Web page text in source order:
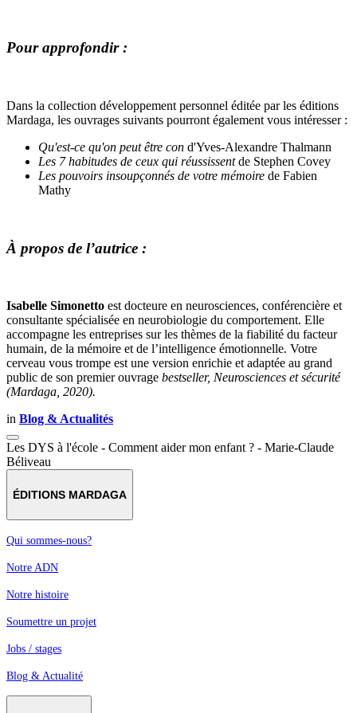
Pour approfondir :
Dans la collection développement personnel éditée par les éditions
Mardaga, les ouvrages suivants pourront également vous intéresser :
Qu'est-ce qu'on peut être con d'Yves-Alexandre Thalmann
Les 7 habitudes de ceux qui réussissentde Stephen Covey
Les pouvoirs insoupçonnés de votre mémoire de Fabien
Mathy
À propos de l’autrice :
Isabelle Simonetto est docteure en neurosciences, conférencière et
consultante spécialisée en neurobiologie du comportement. Elle
accompagne les entreprises sur les thèmes de la fiabilité du facteur
humain, de la mémoire et de l’intelligence émotionnelle. Votre
cerveau vous trompe est une version enrichie et adaptée au grand
public de son premier ouvrage bestseller, Neurosciences et sécurité
(Mardaga, 2020).
in Blog & Actualités
Les DYS à l'école - Comment aider mon enfant ? - Marie-Claude
Béliveau
ÉDITIONS MARDAGA
Qui sommes-nous?
Notre ADN
Notre histoire
Soumettre un projet
Jobs / stages
Blog & Actualité